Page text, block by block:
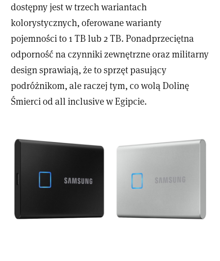
dostępny jest w trzech wariantach
kolorystycznych, oferowane warianty
pojemności to 1 TB lub 2 TB. Ponadprzeciętna
odporność na czynniki zewnętrzne oraz militarny
design sprawiają, że to sprzęt pasujący
podróżnikom, ale raczej tym, co wolą Dolinę
Śmierci od all inclusive w Egipcie.